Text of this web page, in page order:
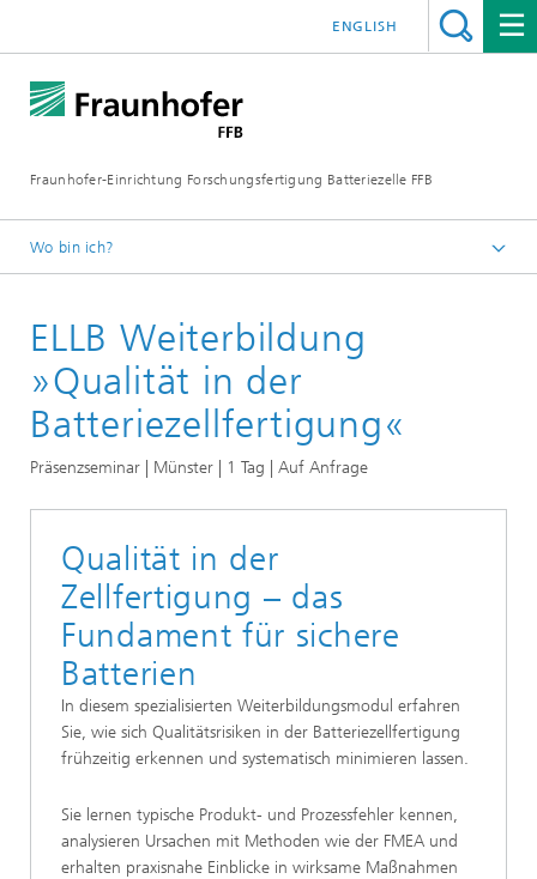
Fraunhofer-Einrichtung Forschungsfertigung Batteriezelle FFB
ENGLISH
Wo bin ich?
ELLB Weiterbildungen
Fertigungsprozess
ELLB Weiterbildung
»Qualität in der
Batteriezellfertigung«
Präsenzseminar | Münster | 1 Tag | Auf Anfrage
Qualität in der
Zellfertigung – das
Fundament für sichere
Batterien
In diesem spezialisierten Weiterbildungsmodul erfahren
Sie, wie sich Qualitätsrisiken in der Batteriezellfertigung
frühzeitig erkennen und systematisch minimieren lassen.
Sie lernen typische Produkt- und Prozessfehler kennen,
analysieren Ursachen mit Methoden wie der FMEA und
erhalten praxisnahe Einblicke in wirksame Maßnahmen